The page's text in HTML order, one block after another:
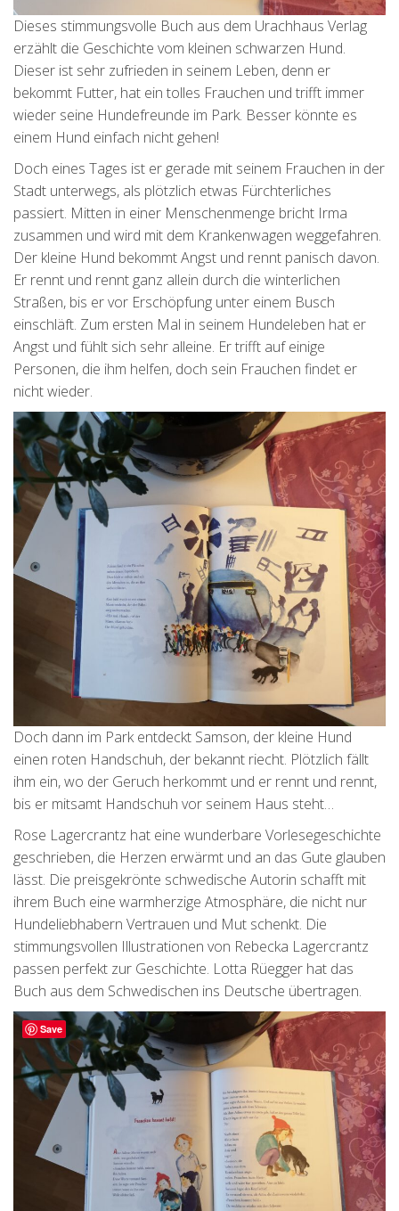
Dieses stimmungsvolle Buch aus dem Urachhaus Verlag
erzählt die Geschichte vom kleinen schwarzen Hund.
Dieser ist sehr zufrieden in seinem Leben, denn er
bekommt Futter, hat ein tolles Frauchen und trifft immer
wieder seine Hundefreunde im Park. Besser könnte es
einem Hund einfach nicht gehen!
Doch eines Tages ist er gerade mit seinem Frauchen in der
Stadt unterwegs, als plötzlich etwas Fürchterliches
passiert. Mitten in einer Menschenmenge bricht Irma
zusammen und wird mit dem Krankenwagen weggefahren.
Der kleine Hund bekommt Angst und rennt panisch davon.
Er rennt und rennt ganz allein durch die winterlichen
Straßen, bis er vor Erschöpfung unter einem Busch
einschläft. Zum ersten Mal in seinem Hundeleben hat er
Angst und fühlt sich sehr alleine. Er trifft auf einige
Personen, die ihm helfen, doch sein Frauchen findet er
nicht wieder.
Doch dann im Park entdeckt Samson, der kleine Hund
einen roten Handschuh, der bekannt riecht. Plötzlich fällt
ihm ein, wo der Geruch herkommt und er rennt und rennt,
bis er mitsamt Handschuh vor seinem Haus steht…
Rose Lagercrantz hat eine wunderbare Vorlesegeschichte
geschrieben, die Herzen erwärmt und an das Gute glauben
lässt. Die preisgekrönte schwedische Autorin schafft mit
ihrem Buch eine warmherzige Atmosphäre, die nicht nur
Hundeliebhabern Vertrauen und Mut schenkt. Die
stimmungsvollen Illustrationen von Rebecka Lagercrantz
passen perfekt zur Geschichte. Lotta Rüegger hat das
Buch aus dem Schwedischen ins Deutsche übertragen.
Save